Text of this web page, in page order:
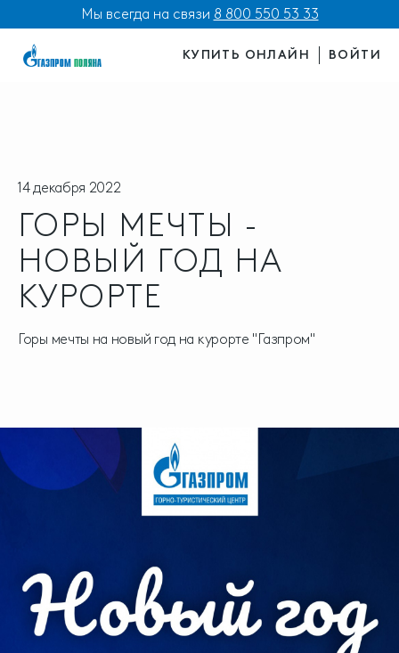
Мы всегда на связи 8 800 550 53 33
КУПИТЬ ОНЛАЙН ВОЙТИ
14 декабря 2022
ГОРЫ МЕЧТЫ -
НОВЫЙ ГОД НА
КУРОРТЕ
Горы мечты на новый год на курорте "Газпром"